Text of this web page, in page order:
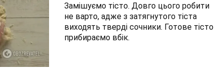
Замішуємо тісто. Довго цього робити
не варто, адже з затягнутого тіста
виходять тверді сочники. Готове тісто
прибираємо вбік.